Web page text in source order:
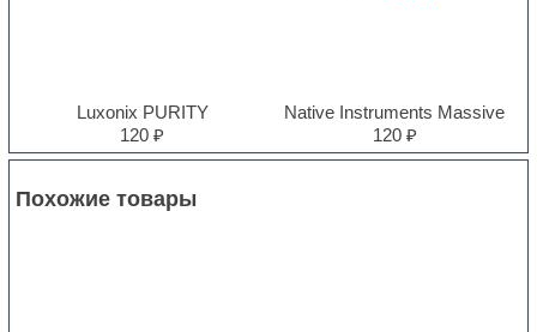
Luxonix PURITY
120 ₽
Native Instruments Massive
120 ₽
Похожие товары